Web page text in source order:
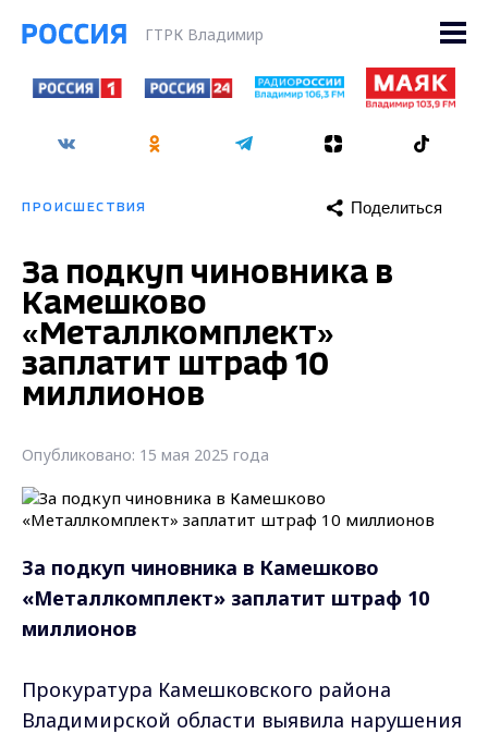
ГТРК Владимир
ПРОИСШЕСТВИЯ Поделиться
За подкуп чиновника в
Камешково
«Металлкомплект»
заплатит штраф 10
миллионов
Опубликовано: 15 мая 2025 года
За подкуп чиновника в Камешково
«Металлкомплект» заплатит штраф 10
миллионов
Прокуратура Камешковского района
Владимирской области выявила нарушения